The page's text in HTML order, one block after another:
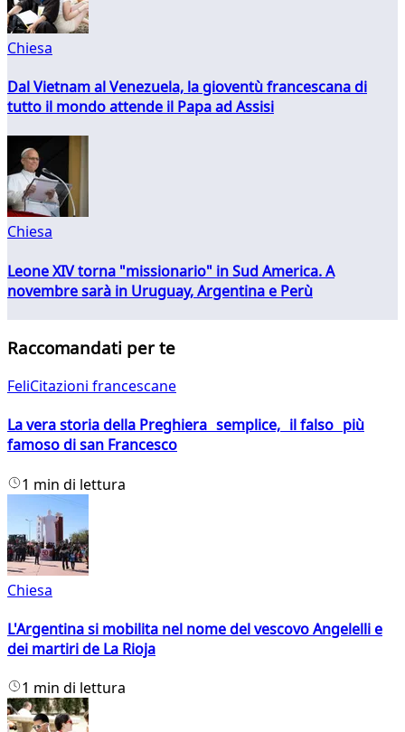
Chiesa
Dal Vietnam al Venezuela, la gioventù francescana di
tutto il mondo attende il Papa ad Assisi
Chiesa
Leone XIV torna "missionario" in Sud America. A
novembre sarà in Uruguay, Argentina e Perù
Raccomandati per te
FeliCitazioni francescane
La vera storia della Preghiera semplice, il falso più
famoso di san Francesco
1 min di lettura
Chiesa
L'Argentina si mobilita nel nome del vescovo Angelelli e
dei martiri de La Rioja
1 min di lettura